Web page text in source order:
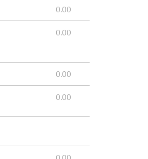
0.00
0.00
0.00
0.00